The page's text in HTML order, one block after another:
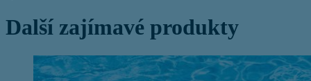
Další zajímavé produkty